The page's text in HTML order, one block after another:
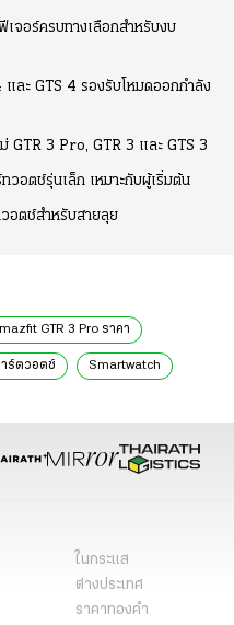
จอร์ครบทางเลือกสำหรับงบ
ละ GTS 4 รองรับโหมดออกกำลัง
GTR 3 Pro, GTR 3 และ GTS 3
อตช์รุ่นเล็ก เหมาะกับผู้เริ่มต้น
อตช์สำหรับสายลุย
GTR 3 Pro ราคา
าร์ตวอตช์ Smartwatch
ในกระแส
ต่างประเทศ
ราคาทองคำ